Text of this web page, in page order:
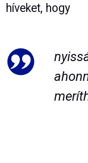
híveket, hogy